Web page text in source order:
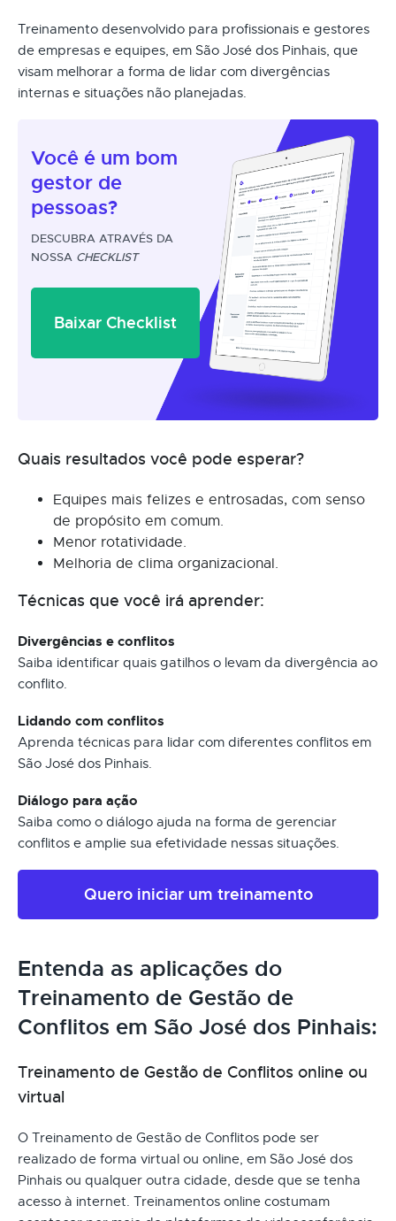
Treinamento desenvolvido para profissionais e gestores
de empresas e equipes, em São José dos Pinhais, que
visam melhorar a forma de lidar com divergências
internas e situações não planejadas.
Você é um bom
gestor de
pessoas?
DESCUBRA ATRAVÉS DA
NOSSA CHECKLIST
Baixar Checklist
Quais resultados você pode esperar?
Equipes mais felizes e entrosadas, com senso
de propósito em comum.
Menor rotatividade.
Melhoria de clima organizacional.
Técnicas que você irá aprender:
Divergências e conflitos
Saiba identificar quais gatilhos o levam da divergência ao
conflito.
Lidando com conflitos
Aprenda técnicas para lidar com diferentes conflitos em
São José dos Pinhais.
Diálogo para ação
Saiba como o diálogo ajuda na forma de gerenciar
conflitos e amplie sua efetividade nessas situações.
Quero iniciar um treinamento
Entenda as aplicações do
Treinamento de Gestão de
Conflitos em São José dos Pinhais:
Treinamento de Gestão de Conflitos online ou
virtual
O Treinamento de Gestão de Conflitos pode ser
realizado de forma virtual ou online, em São José dos
Pinhais ou qualquer outra cidade, desde que se tenha
acesso à internet. Treinamentos online costumam